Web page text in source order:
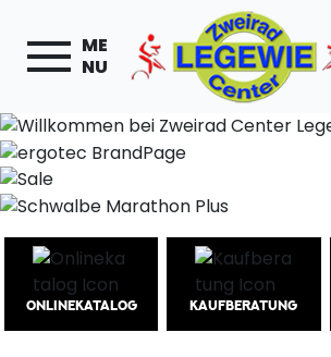
ME
NU
ONLINEKATALOG KAUFBERATUNG